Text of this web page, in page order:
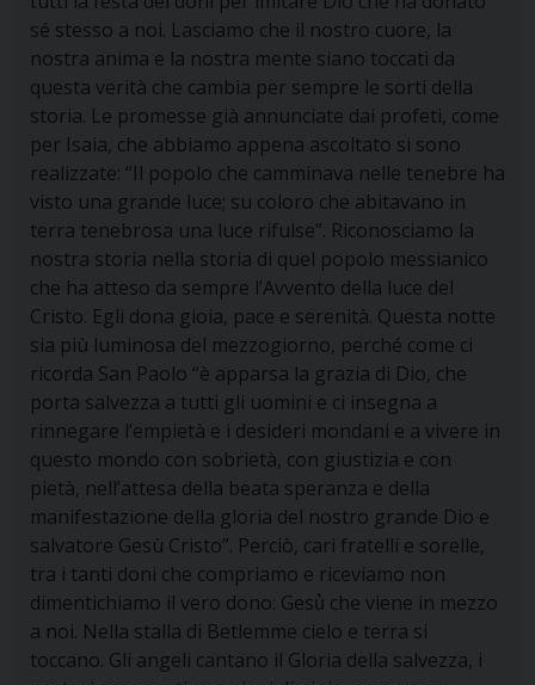
sé stesso a noi. Lasciamo che il nostro cuore, la
nostra anima e la nostra mente siano toccati da
questa verità che cambia per sempre le sorti della
storia. Le promesse già annunciate dai profeti, come
per Isaia, che abbiamo appena ascoltato si sono
realizzate: “Il popolo che camminava nelle tenebre ha
visto una grande luce; su coloro che abitavano in
terra tenebrosa una luce rifulse”. Riconosciamo la
nostra storia nella storia di quel popolo messianico
che ha atteso da sempre l’Avvento della luce del
Cristo. Egli dona gioia, pace e serenità. Questa notte
sia più luminosa del mezzogiorno, perché come ci
ricorda San Paolo “è apparsa la grazia di Dio, che
porta salvezza a tutti gli uomini e ci insegna a
rinnegare l’empietà e i desideri mondani e a vivere in
questo mondo con sobrietà, con giustizia e con
pietà, nell’attesa della beata speranza e della
manifestazione della gloria del nostro grande Dio e
salvatore Gesù Cristo”. Perciò, cari fratelli e sorelle,
tra i tanti doni che compriamo e riceviamo non
dimentichiamo il vero dono: Gesù̀ che viene in mezzo
a noi. Nella stalla di Betlemme cielo e terra si
toccano. Gli angeli cantano il Gloria della salvezza, i